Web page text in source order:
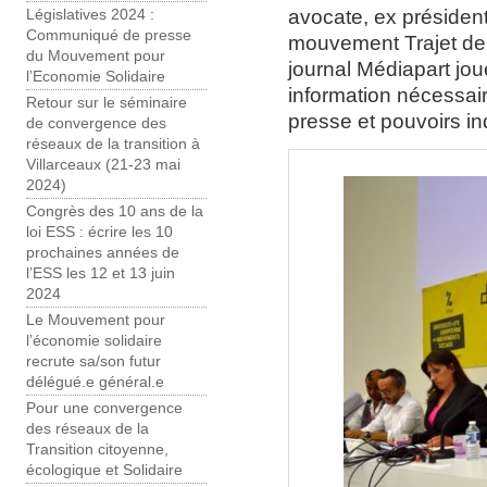
Législatives 2024 :
Communiqué de presse
du Mouvement pour
l’Economie Solidaire
Retour sur le séminaire
de convergence des
réseaux de la transition à
Villarceaux (21-23 mai
2024)
Congrès des 10 ans de la
loi ESS : écrire les 10
prochaines années de
l’ESS les 12 et 13 juin
2024
Le Mouvement pour
l’économie solidaire
recrute sa/son futur
délégué.e général.e
Pour une convergence
des réseaux de la
Transition citoyenne,
écologique et Solidaire
avocate, ex
mouvement Trajet
journal Médiapart
information
presse et pouvoirs